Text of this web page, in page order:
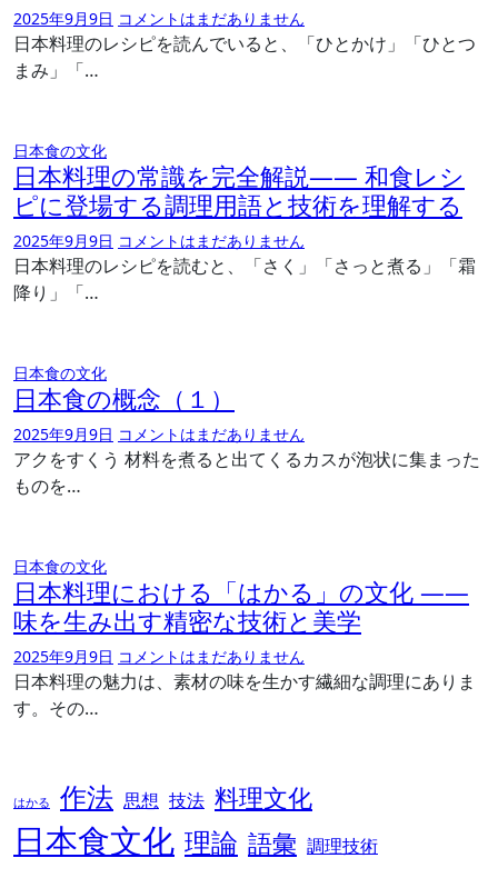
2025年9月9日 コメントはまだありません
日本料理のレシピを読んでいると、「ひとかけ」「ひとつ
まみ」「…
日本食の文化
日本料理の常識を完全解説―― 和食レシ
ピに登場する調理用語と技術を理解する
2025年9月9日 コメントはまだありません
日本料理のレシピを読むと、「さく」「さっと煮る」「霜
降り」「…
日本食の文化
日本食の概念（１）
2025年9月9日 コメントはまだありません
アクをすくう 材料を煮ると出てくるカスが泡状に集まった
ものを…
日本食の文化
日本料理における「はかる」の文化 ――
味を生み出す精密な技術と美学
2025年9月9日 コメントはまだありません
日本料理の魅力は、素材の味を生かす繊細な調理にありま
す。その…
はかる 作法 思想 技法 料理文化
日本食文化 理論 語彙 調理技術